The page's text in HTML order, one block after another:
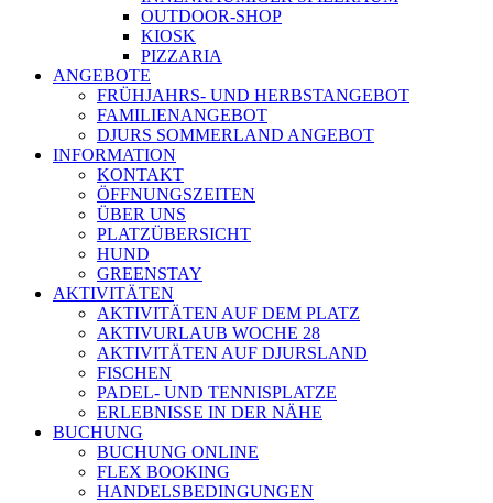
OUTDOOR-SHOP
KIOSK
PIZZARIA
ANGEBOTE
FRÜHJAHRS- UND HERBSTANGEBOT
FAMILIENANGEBOT
DJURS SOMMERLAND ANGEBOT
INFORMATION
KONTAKT
ÖFFNUNGSZEITEN
ÜBER UNS
PLATZÜBERSICHT
HUND
GREENSTAY
AKTIVITÄTEN
AKTIVITÄTEN AUF DEM PLATZ
AKTIVURLAUB WOCHE 28
AKTIVITÄTEN AUF DJURSLAND
FISCHEN
PADEL- UND TENNISPLATZE
ERLEBNISSE IN DER NÄHE
BUCHUNG
BUCHUNG ONLINE
FLEX BOOKING
HANDELSBEDINGUNGEN